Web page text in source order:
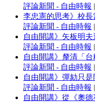
評論新聞 - 自由時報 |
李忠憲的思考》校
評論新聞 - 自由時報 |
自由開講》矢板明
評論新聞 - 自由時報 |
自由開講》釐清「
評論新聞 - 自由時報 |
自由開講》彈劾只
評論新聞 - 自由時報 |
自由開講》從《奧